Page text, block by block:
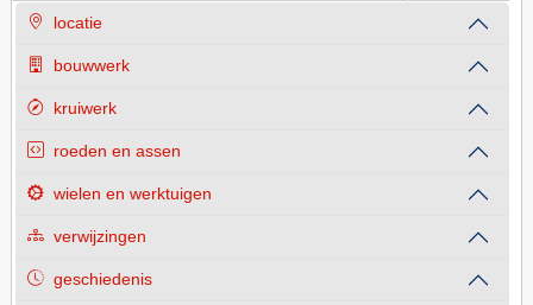
locatie
bouwwerk
kruiwerk
roeden en assen
wielen en werktuigen
verwijzingen
geschiedenis